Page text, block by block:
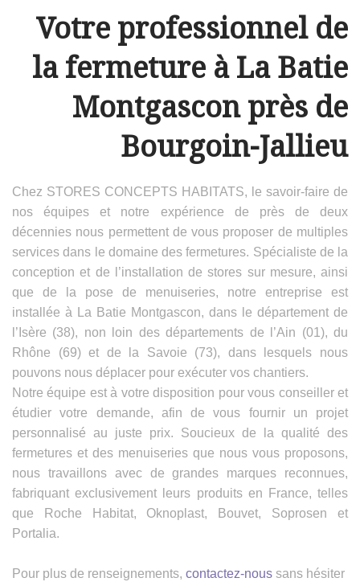
Votre professionnel de
la fermeture à La Batie
Montgascon près de
Bourgoin-Jallieu
Chez STORES CONCEPTS HABITATS, le savoir-faire de
nos équipes et notre expérience de près de deux
décennies nous permettent de vous proposer de multiples
services dans le domaine des fermetures. Spécialiste de la
conception et de l’installation de stores sur mesure, ainsi
que de la pose de menuiseries, notre entreprise est
installée à La Batie Montgascon, dans le département de
l’Isère (38), non loin des départements de l’Ain (01), du
Rhône (69) et de la Savoie (73), dans lesquels nous
pouvons nous déplacer pour exécuter vos chantiers.
Notre équipe est à votre disposition pour vous conseiller et
étudier votre demande, afin de vous fournir un projet
personnalisé au juste prix. Soucieux de la qualité des
fermetures et des menuiseries que nous vous proposons,
nous travaillons avec de grandes marques reconnues,
fabriquant exclusivement leurs produits en France, telles
que Roche Habitat, Oknoplast, Bouvet, Soprosen et
Portalia.
Pour plus de renseignements, contactez-nous sans hésiter